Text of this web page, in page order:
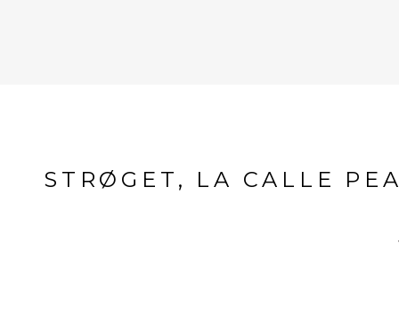
STRØGET, LA CALLE